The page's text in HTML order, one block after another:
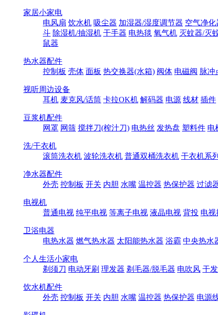
家居小家电
电风扇 饮水机 吸尘器 加湿器/湿度调节器 空气净
斗 除湿机/抽湿机 干手器 电热毯 氧气机 灭蚊器/灭
鼠器
热水器配件
控制板 壳体 面板 热交换器(水箱) 阀体 电磁阀 脉冲
视听周边设备
耳机 麦克风/话筒 卡拉OK机 解码器 电源 线材 插件
豆浆机配件
网罩 网筛 搅拌刀(榨汁刀) 电热丝 发热盘 塑料件 电
洗/干衣机
滚筒洗衣机 波轮洗衣机 普通双桶洗衣机 干衣机系
净水器配件
外壳 控制板 开关 内胆 水嘴 温控器 热保护器 过滤
电视机
普通电视 纯平电视 等离子电视 液晶电视 背投 电视
卫浴电器
电热水器 燃气热水器 太阳能热水器 浴霸 中央热水
个人生活小家电
剃须刀 电动牙刷 理发器 剃毛器/脱毛器 电吹风 干
饮水机配件
外壳 控制板 开关 内胆 水嘴 温控器 热保护器 电源